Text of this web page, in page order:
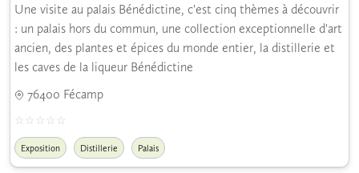
Une visite au palais Bénédictine, c'est cinq thèmes à découvrir
: un palais hors du commun, une collection exceptionnelle d'art
ancien, des plantes et épices du monde entier, la distillerie et
les caves de la liqueur Bénédictine
76400 Fécamp
Exposition Distillerie Palais